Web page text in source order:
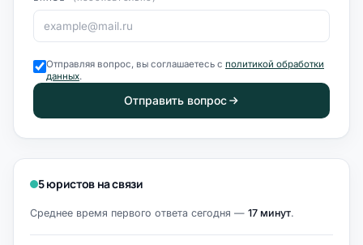
Отправляя вопрос, вы соглашаетесь с политикой обработки
данных.
Отправить вопрос
5 юристов на связи
Среднее время первого ответа сегодня — 17 минут.